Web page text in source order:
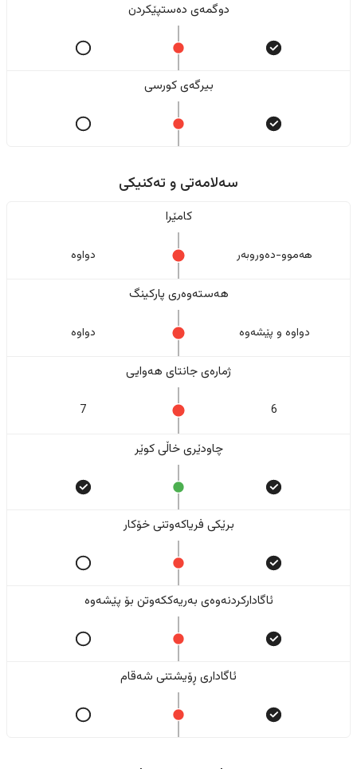
دوگمەی دەستپێکردن
بیرگەی کورسی
سەلامەتی و تەکنیکی
کامێرا
هەموو-دەوروبەر دواوە
هەستەوەری پارکینگ
دواوە و پێشەوە دواوە
ژمارەی جانتای هەوایی
6
7
چاودێری خاڵی کوێر
برێکی فریاکەوتنی خۆکار
ئاگادارکردنەوەی بەریەککەوتن بۆ پێشەوە
ئاگاداری ڕۆیشتنی شەقام